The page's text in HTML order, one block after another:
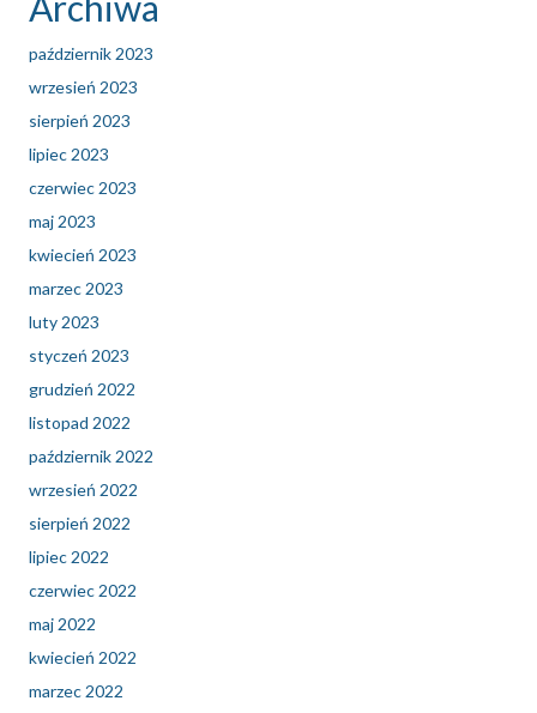
październik 2023
wrzesień 2023
sierpień 2023
lipiec 2023
czerwiec 2023
maj 2023
kwiecień 2023
marzec 2023
luty 2023
styczeń 2023
grudzień 2022
listopad 2022
październik 2022
wrzesień 2022
sierpień 2022
lipiec 2022
czerwiec 2022
maj 2022
kwiecień 2022
marzec 2022